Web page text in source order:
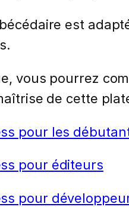
est
vous pourrez
de cette
pour les
pour éditeurs
pour